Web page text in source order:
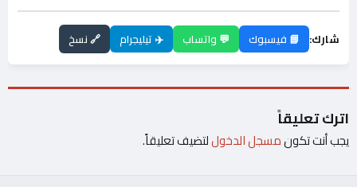
شارك: 📘 فيسبوك 💬 واتساب ✈️ تيليجرام 🔗 نسخ
اترك تعليقاً
يجب أنت تكونمسجل الدخوللتضيف تعليقاً.